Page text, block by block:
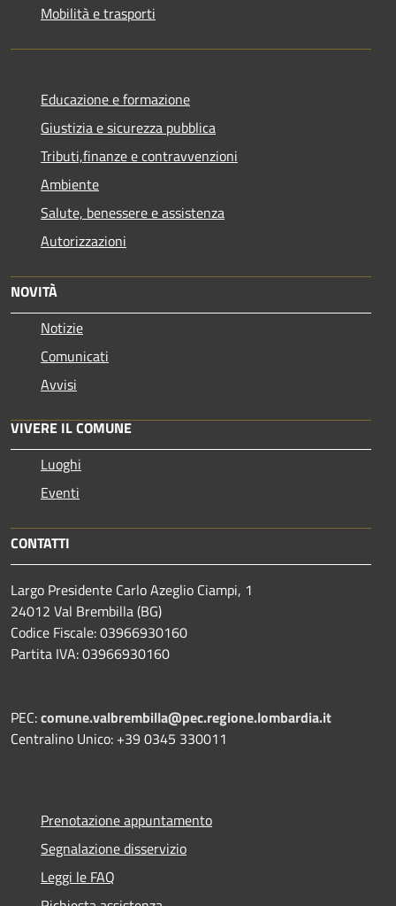
Mobilità e trasporti
Educazione e formazione
Giustizia e sicurezza pubblica
Tributi,finanze e contravvenzioni
Ambiente
Salute, benessere e assistenza
Autorizzazioni
NOVITÀ
Notizie
Comunicati
Avvisi
VIVERE IL COMUNE
Luoghi
Eventi
CONTATTI
Largo Presidente Carlo Azeglio Ciampi, 1
24012 Val Brembilla (BG)
Codice Fiscale: 03966930160
Partita IVA: 03966930160
PEC:comune.valbrembilla@pec.regione.lombardia.it
Centralino Unico: +39 0345 330011
Prenotazione appuntamento
Segnalazione disservizio
Leggi le FAQ